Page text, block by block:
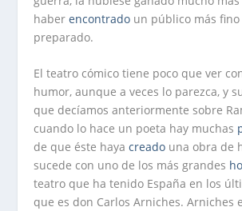
haberencontrado un público más fino
preparado.
El teatro cómico tiene poco que ver
humor, aunque a veces lo parezca, y
que decíamos anteriormente sobre
cuando lo hace un poeta hay muchas
de que éste hayacreado una obra de
sucede con uno de los más grandes
teatro que ha tenido España en los
que es don Carlos Arniches. Arniches